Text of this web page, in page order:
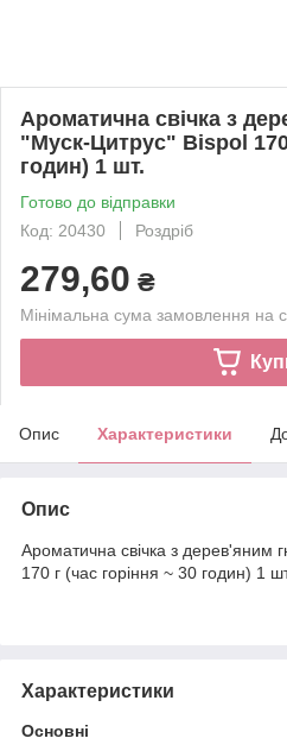
Ароматична свічка з
"Муск-Цитрус" Bispol 170
годин) 1 шт.
Готово до відправки
Код: 20430
Роздріб
279,60 ₴
Мінімальна сума замовлення на
Опис Характеристики
Опис
Ароматична свічка з дерев'яним
170 г (час горіння ~ 30 годин) 1
Характеристики
Основні